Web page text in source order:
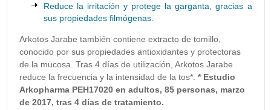
Reduce la irritación y protege la garganta, gracias a
sus propiedades filmógenas.
Arkotos Jarabe también contiene extracto de tomillo,
conocido por sus propiedades antioxidantes y protectoras
de la mucosa. Tras 4 días de utilización, Arkotos Jarabe
reduce la frecuencia y la intensidad de la tos*. * Estudio
Arkopharma PEH17020 en adultos, 85 personas, marzo
de 2017, tras 4 días de tratamiento.